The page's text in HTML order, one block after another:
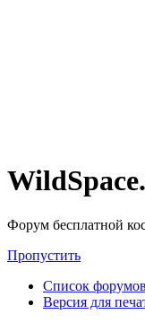
Форум бесплатной
Пропустить
Список форумов
Версия для